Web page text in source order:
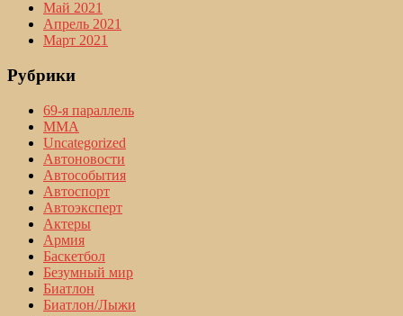
Май 2021
Апрель 2021
Март 2021
Рубрики
69-я параллель
MMA
Uncategorized
Автоновости
Автособытия
Автоспорт
Автоэксперт
Актеры
Армия
Баскетбол
Безумный мир
Биатлон
Биатлон/Лыжи